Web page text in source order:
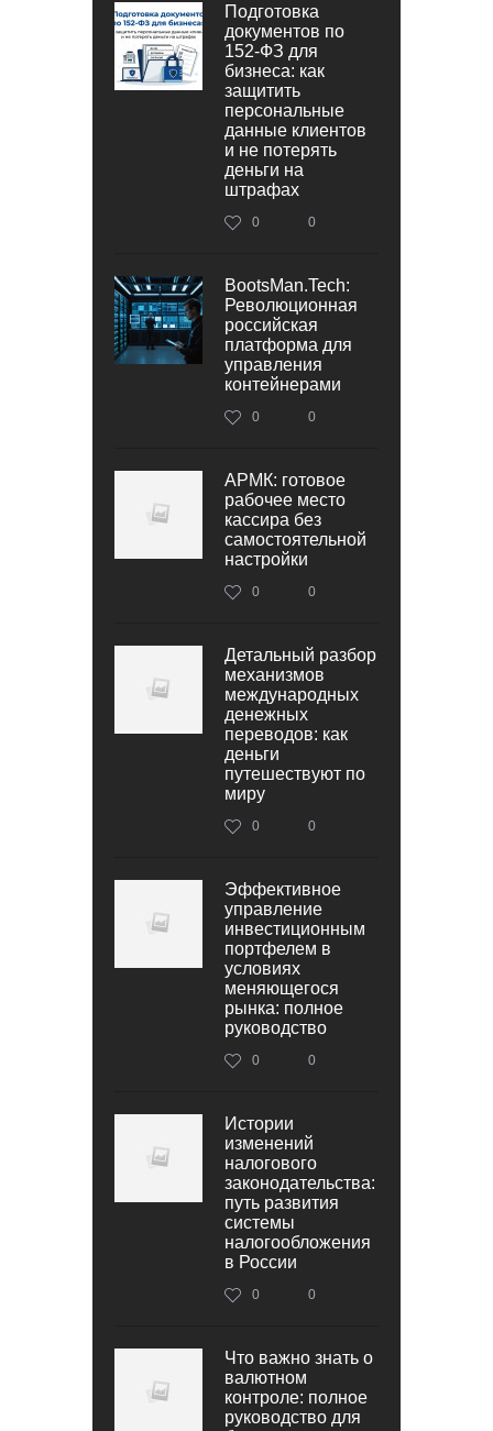
Подготовка
документов по
152‑ФЗ для
бизнеса: как
защитить
персональные
данные клиентов
и не потерять
деньги на
штрафах
0 0
BootsMan.Tech:
Революционная
российская
платформа для
управления
контейнерами
0 0
АРМК: готовое
рабочее место
кассира без
самостоятельной
настройки
0 0
Детальный разбор
механизмов
международных
денежных
переводов: как
деньги
путешествуют по
миру
0 0
Эффективное
управление
инвестиционным
портфелем в
условиях
меняющегося
рынка: полное
руководство
0 0
Истории
изменений
налогового
законодательства:
путь развития
системы
налогообложения
в России
0 0
Что важно знать о
валютном
контроле: полное
руководство для